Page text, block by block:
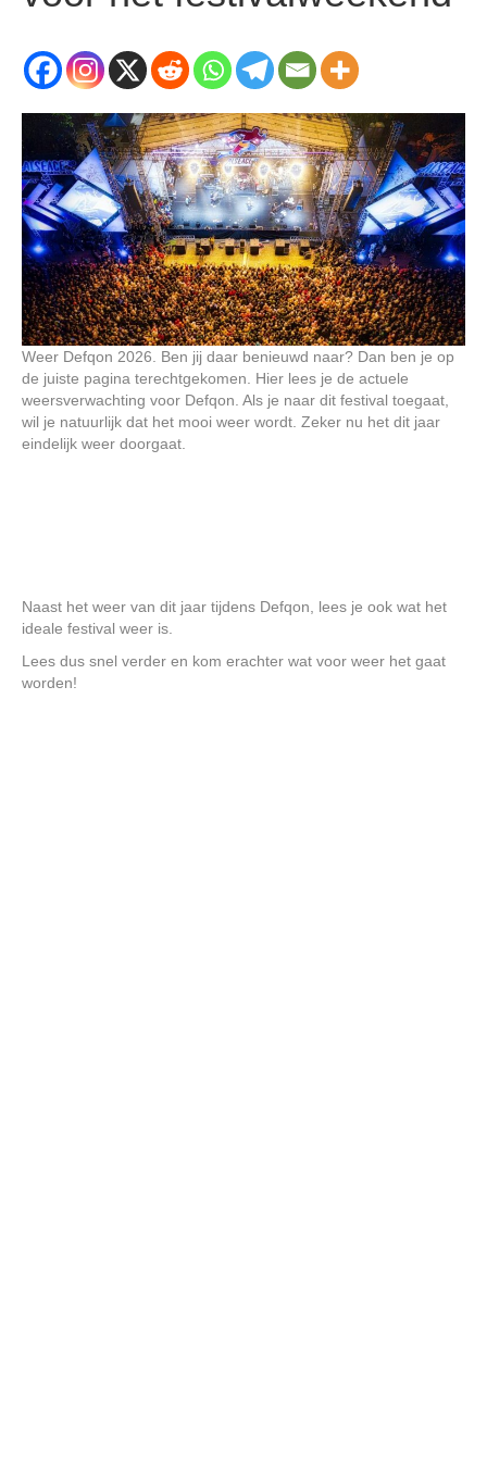
Weer Defqon 2026. Ben jij daar benieuwd naar? Dan ben je op
de juiste pagina terechtgekomen. Hier lees je de actuele
weersverwachting voor Defqon. Als je naar dit festival toegaat,
wil je natuurlijk dat het mooi weer wordt. Zeker nu het dit jaar
eindelijk weer doorgaat.
Naast het weer van dit jaar tijdens Defqon, lees je ook wat het
ideale festival weer is.
Lees dus snel verder en kom erachter wat voor weer het gaat
worden!